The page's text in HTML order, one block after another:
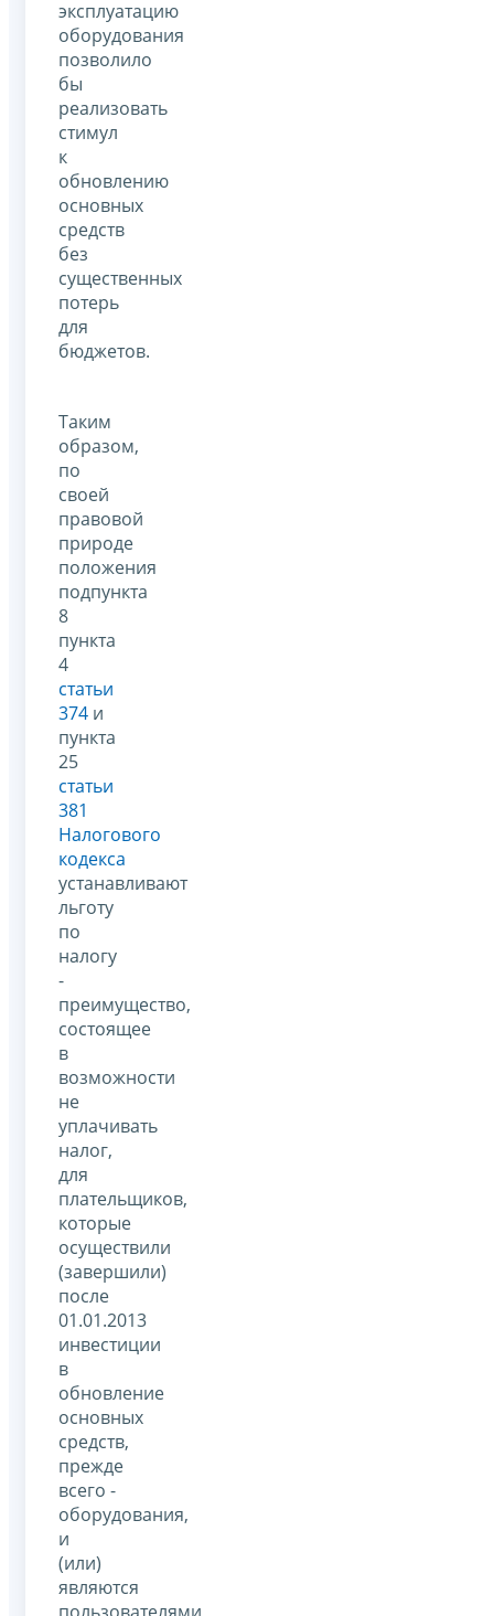
эксплуатацию
оборудования
позволило
бы
реализовать
стимул
к
обновлению
основных
средств
без
существенных
потерь
для
бюджетов.
Таким
образом,
по
своей
правовой
природе
положения
подпункта
8
пункта
4
статьи
374 и
пункта
25
статьи
381
Налогового
кодекса
устанавливают
льготу
по
налогу
-
преимущество,
состоящее
в
возможности
не
уплачивать
налог,
для
плательщиков,
которые
осуществили
(завершили)
после
01.01.2013
инвестиции
в
обновление
основных
средств,
прежде
всего -
оборудования,
и
(или)
являются